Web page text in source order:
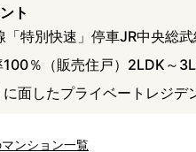
ト
「特別快速」停車JR中央総
％（販売住戸）2LDK～
面したプライベートレジデ
ンション一覧